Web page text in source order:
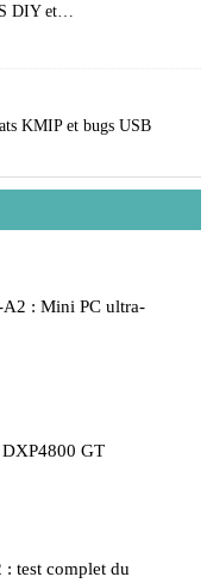
DIY et…
KMIP et bugs USB
: Mini PC ultra-
GT
test complet du